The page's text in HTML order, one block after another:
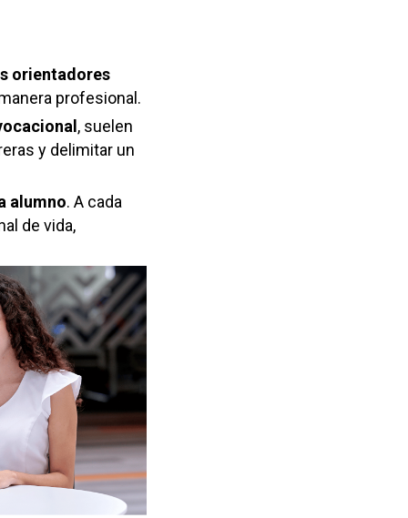
orientadores
profesional.
, suelen
y delimitar un
alumno. A cada
de vida,